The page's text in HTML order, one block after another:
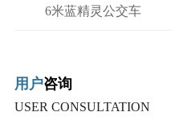
6米蓝精灵公交车
用户咨询
USER CONSULTATION